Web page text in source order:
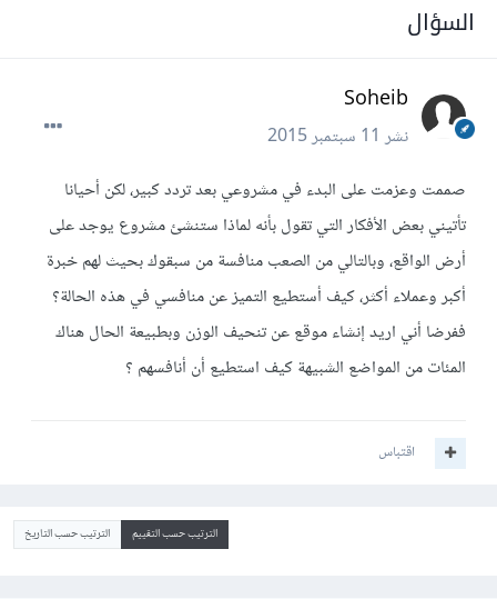
السؤال
Soheib
نشر11 سبتمبر 2015
صممت وعزمت على البدء في مشروعي بعد تردد كبير، لكن أحيانا
تأتيني بعض الأفكار التي تقول بأنه لماذا ستنشئ مشروع يوجد على
أرض الواقع، وبالتالي من الصعب منافسة من سبقوك بحيث لهم خبرة
أكبر وعملاء أكثر، كيف أستطيع التميز عن منافسي في هذه الحالة؟
ففرضا أني اريد إنشاء موقع عن تنحيف الوزن وبطبيعة الحال هناك
المئات من المواضع الشبيهة كيف استطيع أن أنافسهم ؟
اقتباس
الترتيب حسب التقييم الترتيب حسب التاريخ